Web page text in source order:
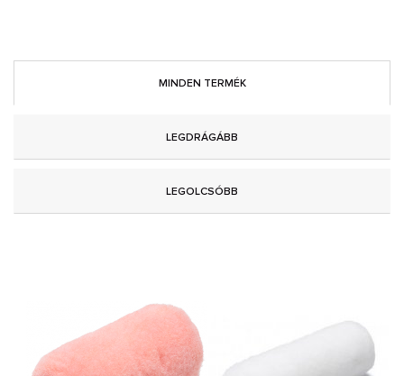
MINDEN TERMÉK
LEGDRÁGÁBB
LEGOLCSÓBB